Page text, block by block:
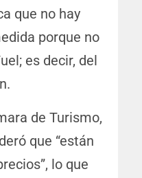
que no hay
porque no
es decir, del
de Turismo,
que “están
lo que